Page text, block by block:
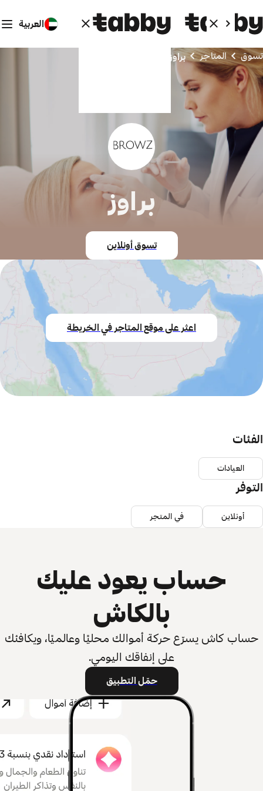
العربية
تسوق المتاجر براوز
براوز
تسوق أونلاين
اعثر على موقع المتاجر في الخريطة
الفئات
العيادات
التوفر
أونلاين في المتجر
حساب يعود عليك
بالكاش
حساب كاش يسرّع حركة أموالك محليًا وعالميًا، ويكافئك
على إنفاقك اليومي.
حمّل التطبيق